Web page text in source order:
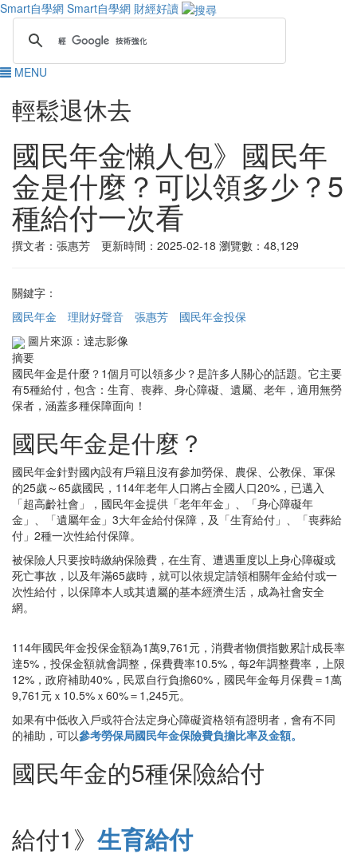
Smart自學網 Smart自學網 財經好讀
MENU
輕鬆退休去
國民年金懶人包》國民年
金是什麼？可以領多少？5
種給付一次看
撰文者：張惠芳 更新時間：2025-02-18 瀏覽數：48,129
關鍵字：
國民年金
理財好聲音 張惠芳
國民年金投保
圖片來源：達志影像
摘要
國民年金是什麼？1個月可以領多少？是許多人關心的話題。它主要
有5種給付，包含：生育、喪葬、身心障礙、遺屬、老年，適用無勞
保者，涵蓋多種保障面向！
國民年金是什麼？
國民年金針對國內設有戶籍且沒有參加勞保、農保、公教保、軍保
的25歲～65歲國民，114年老年人口將占全國人口20%，已邁入
「超高齡社會」，國民年金提供「老年年金」、「身心障礙年
金」、「遺屬年金」3大年金給付保障，及「生育給付」、「喪葬給
付」2種一次性給付保障。
被保險人只要按時繳納保險費，在生育、遭遇重度以上身心障礙或
死亡事故，以及年滿65歲時，就可以依規定請領相關年金給付或一
次性給付，以保障本人或其遺屬的基本經濟生活，成為社會安全
網。
114年國民年金投保金額為1萬9,761元，消費者物價指數累計成長率
達5%，投保金額就會調整，保費費率10.5%，每2年調整費率，上限
12%，政府補助40%，民眾自行負擔60%，國民年金每月保費＝1萬
9,761元ｘ10.5%ｘ60%＝1,245元。
如果有中低收入戶或符合法定身心障礙資格領有證明者，會有不同
的補助，可以參考勞保局國民年金保險費負擔比率及金額。
國民年金的5種保險給付
給付1》 生育給付